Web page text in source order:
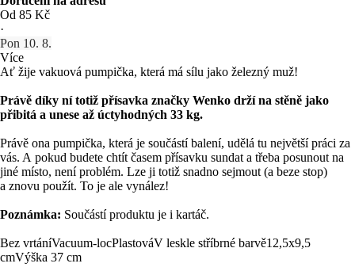
Od 85 Kč
·
Pon 10. 8.
Více
Ať žije vakuová pumpička, která má sílu jako železný muž!
Právě díky ní totiž přísavka značky Wenko drží na stěně jako
přibitá a unese až úctyhodných 33 kg.
Právě ona pumpička, která je součástí balení, udělá tu největší práci za
vás. A pokud budete chtít časem přísavku sundat a třeba posunout na
jiné místo, není problém. Lze ji totiž snadno sejmout (a beze stop)
a znovu použít. To je ale vynález!
Poznámka: Součástí produktu je i kartáč.
Bez vrtáníVacuum-locPlastováV leskle stříbrné barvě12,5x9,5
cmVýška 37 cm